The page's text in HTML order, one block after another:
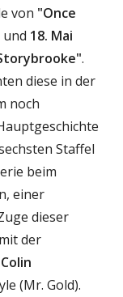
von "Once
und 18. Mai
.
diese in der
noch
Staffel
beim
einer
dieser
der
Colin
(Mr. Gold).